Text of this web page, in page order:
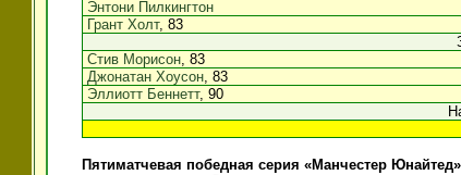
Энтони Пилкингтон
Грант Холт, 83
Стив Морисон, 83
Джонатан Хоусон, 83
Эллиотт Беннетт, 90
Пятиматчевая победная серия «Манчестер